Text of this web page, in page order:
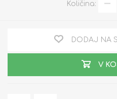
Količina:
DODAJ NA
V